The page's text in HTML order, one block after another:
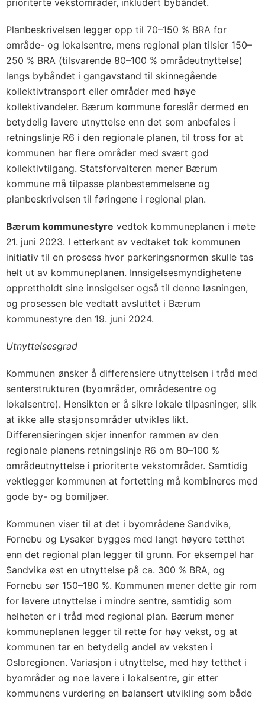
prioriterte vekstområder, inkludert bybåndet.
Planbeskrivelsen legger opp til 70–150 % BRA for
område- og lokalsentre, mens regional plan tilsier 150–
250 % BRA (tilsvarende 80–100 % områdeutnyttelse)
langs bybåndet i gangavstand til skinnegående
kollektivtransport eller områder med høye
kollektivandeler. Bærum kommune foreslår dermed en
betydelig lavere utnyttelse enn det som anbefales i
retningslinje R6 i den regionale planen, til tross for at
kommunen har flere områder med svært god
kollektivtilgang. Statsforvalteren mener Bærum
kommune må tilpasse planbestemmelsene og
planbeskrivelsen til føringene i regional plan.
Bærum kommunestyre vedtok kommuneplanen i møte
21. juni 2023. I etterkant av vedtaket tok kommunen
initiativ til en prosess hvor parkeringsnormen skulle tas
helt ut av kommuneplanen. Innsigelsesmyndighetene
opprettholdt sine innsigelser også til denne løsningen,
og prosessen ble vedtatt avsluttet i Bærum
kommunestyre den 19. juni 2024.
Utnyttelsesgrad
Kommunen ønsker å differensiere utnyttelsen i tråd med
senterstrukturen (byområder, områdesentre og
lokalsentre). Hensikten er å sikre lokale tilpasninger, slik
at ikke alle stasjonsområder utvikles likt.
Differensieringen skjer innenfor rammen av den
regionale planens retningslinje R6 om 80–100 %
områdeutnyttelse i prioriterte vekstområder. Samtidig
vektlegger kommunen at fortetting må kombineres med
gode by- og bomiljøer.
Kommunen viser til at det i byområdene Sandvika,
Fornebu og Lysaker bygges med langt høyere tetthet
enn det regional plan legger til grunn. For eksempel har
Sandvika øst en utnyttelse på ca. 300 % BRA, og
Fornebu sør 150–180 %. Kommunen mener dette gir rom
for lavere utnyttelse i mindre sentre, samtidig som
helheten er i tråd med regional plan. Bærum mener
kommuneplanen legger til rette for høy vekst, og at
kommunen tar en betydelig andel av veksten i
Osloregionen. Variasjon i utnyttelse, med høy tetthet i
byområder og noe lavere i lokalsentre, gir etter
kommunens vurdering en balansert utvikling som både